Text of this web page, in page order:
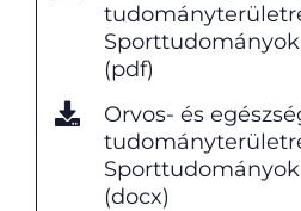
(pdf)
Orvos- és
(docx)